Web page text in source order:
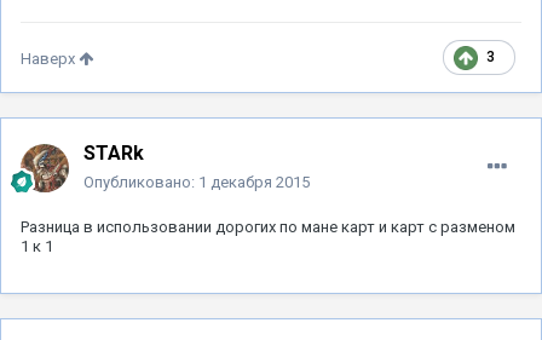
3
Наверх
STARk
Опубликовано: 1 декабря 2015
Разница в использовании дорогих по мане карт и карт с разменом
1 к 1